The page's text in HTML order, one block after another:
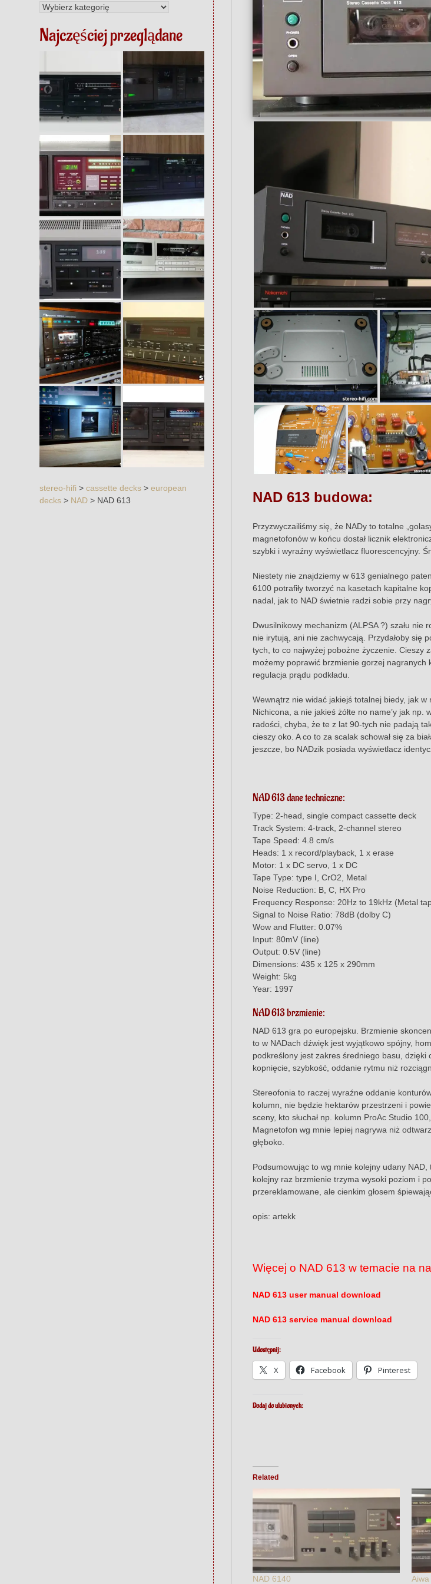
Kategorie
Najczęściej przeglądane
stereo-hifi >cassette decks >european
decks > NAD > NAD 613 NAD 613 budowa:
Przyzwyczailiśmy się, że NADy to totalne
magnetofonów w końcu dostał licznik
szybki i wyraźny wyświetlacz fluorescencyjny.
Niestety nie znajdziemy w 613 genialnego
6100 potrafiły tworzyć na kasetach kapitalne
nadal, jak to NAD świetnie radzi sobie przy
Dwusilnikowy mechanizm (ALPSA ?) szału nie
nie irytują, ani nie zachwycają. Przydałoby się
tych, to co najwyżej pobożne życzenie. Cieszy
możemy poprawić brzmienie gorzej
regulacja prądu podkładu.
Wewnątrz nie widać jakiejś totalnej biedy, jak
Nichicona, a nie jakieś żółte no name’y jak
radości, chyba, że te z lat 90-tych nie padają
cieszy oko. A co to za scalak schował się za
jeszcze, bo NADzik posiada wyświetlacz
NAD 613 dane techniczne:
Type: 2-head, single compact cassette deck
Track System: 4-track, 2-channel stereo
Tape Speed: 4.8 cm/s
Heads: 1 x record/playback, 1 x erase
Motor: 1 x DC servo, 1 x DC
Tape Type: type I, CrO2, Metal
Noise Reduction: B, C, HX Pro
Frequency Response: 20Hz to 19kHz (Metal
Signal to Noise Ratio: 78dB (dolby C)
Wow and Flutter: 0.07%
Input: 80mV (line)
Output: 0.5V (line)
Dimensions: 435 x 125 x 290mm
Weight: 5kg
Year: 1997
NAD 613 brzmienie:
NAD 613 gra po europejsku. Brzmienie
to w NADach dźwięk jest wyjątkowo spójny,
podkreślony jest zakres średniego basu, dzięki
kopnięcie, szybkość, oddanie rytmu niż
Stereofonia to raczej wyraźne oddanie
kolumn, nie będzie hektarów przestrzeni i
sceny, kto słuchał np. kolumn ProAc Studio
Magnetofon wg mnie lepiej nagrywa niż
głęboko.
Podsumowując to wg mnie kolejny udany
kolejny raz brzmienie trzyma wysoki poziom i
przereklamowane, ale cienkim głosem
opis: artekk
Więcej o NAD 613 w temacie na
NAD 613 user manual download
NAD 613 service manual download
Udostępnij:
X Facebook Pinterest
Dodaj do ulubionych:
Related
NAD 6140